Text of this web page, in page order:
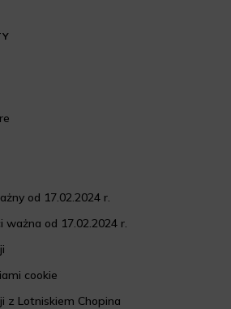
od 17.02.2024 r.
od 17.02.2024 r.
cookie
z Lotniskiem Chopina